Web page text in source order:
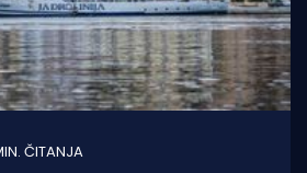
ČITANJA